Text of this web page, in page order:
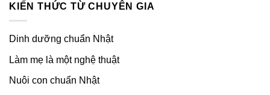
KIẾN THỨC TỪ CHUYÊN GIA
Dinh dưỡng chuẩn Nhật
Làm mẹ là một nghệ thuật
Nuôi con chuẩn Nhật